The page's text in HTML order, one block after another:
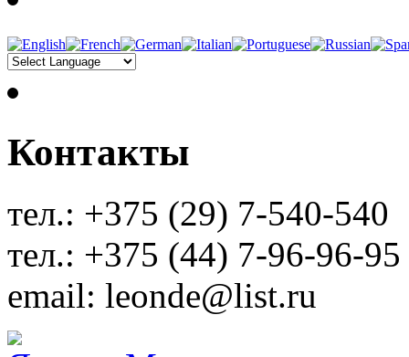
Контакты
тел.: +375 (29) 7-540-540
тел.: +375 (44) 7-96-96-95
email: leonde@list.ru